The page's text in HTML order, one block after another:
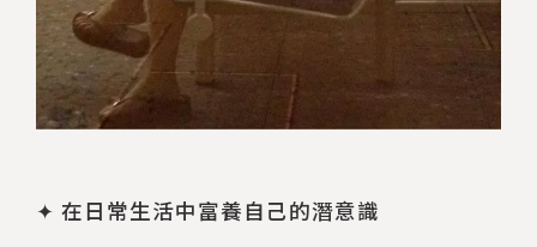
✦ 在日常生活中富養自己的潛意識